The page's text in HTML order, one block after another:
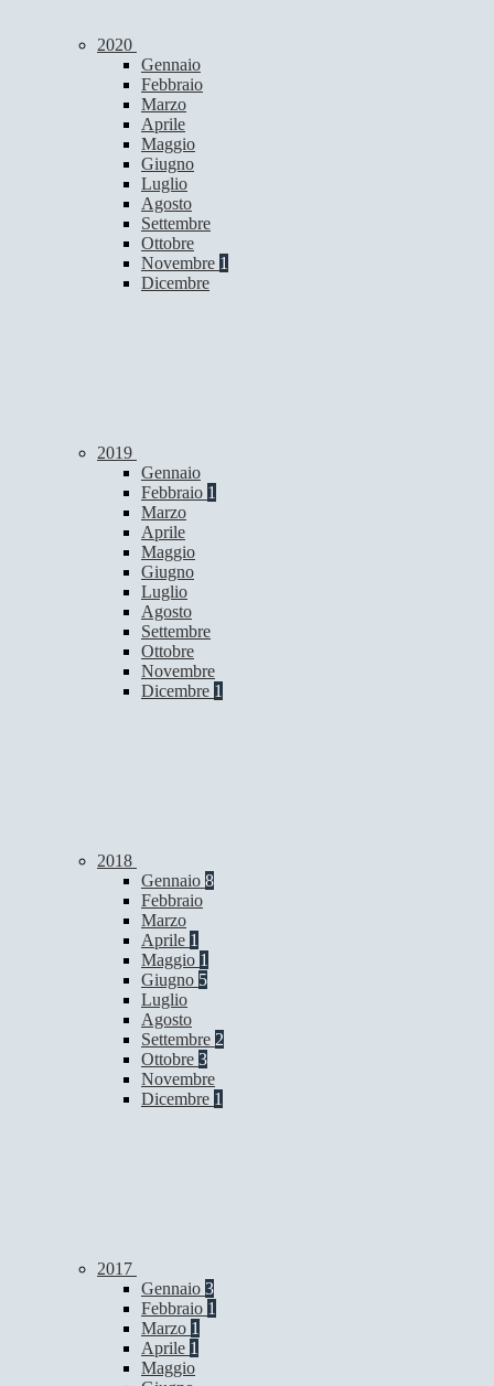
2020
Gennaio
Febbraio
Marzo
Aprile
Maggio
Giugno
Luglio
Agosto
Settembre
Ottobre
Novembre 1
Dicembre
2019
Gennaio
Febbraio 1
Marzo
Aprile
Maggio
Giugno
Luglio
Agosto
Settembre
Ottobre
Novembre
Dicembre 1
2018
Gennaio 8
Febbraio
Marzo
Aprile 1
Maggio 1
Giugno 5
Luglio
Agosto
Settembre 2
Ottobre 3
Novembre
Dicembre 1
2017
Gennaio 3
Febbraio 1
Marzo 1
Aprile 1
Maggio